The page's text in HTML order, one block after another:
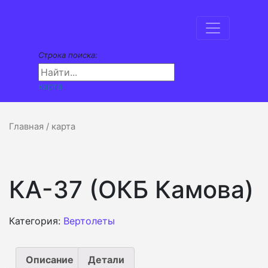
Строка поиска:
карта
Главная / карта
КА-37 (ОКБ Камова)
Категория: Вертолеты
Описание Детали